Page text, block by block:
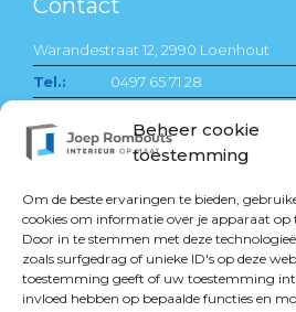
Beheer cookie
toestemming
Om de beste ervaringen te bieden,
cookies om informatie over je apparaat op
Door in te stemmen met deze
zoals surfgedrag of unieke ID's op deze
toestemming geeft of uw toestemming
invloed hebben op bepaalde functies en
Warandestraat 12, 2990 Loenhout
Tel.:
0497 65 71 28
WWW:
https://joeprombouts.be/
Open:
ma t/m vr van 8u. tot 17u.